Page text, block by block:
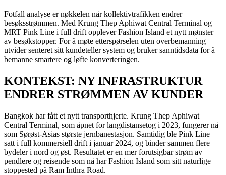
Fotfall analyse er nøkkelen når kollektivtrafikken endrer
besøksstrømmen. Med Krung Thep Aphiwat Central Terminal og
MRT Pink Line i full drift opplever Fashion Island et nytt mønster
av besøkstopper. For å møte etterspørselen uten overbemanning
utvider senteret sitt kundeteller system og bruker sanntidsdata for å
bemanne smartere og løfte konverteringen.
KONTEKST: NY INFRASTRUKTUR
ENDRER STRØMMEN AV KUNDER
Bangkok har fått et nytt transporthjerte. Krung Thep Aphiwat
Central Terminal, som åpnet for langdistansetog i 2023, fungerer nå
som Sørøst-Asias største jernbanestasjon. Samtidig ble Pink Line
satt i full kommersiell drift i januar 2024, og binder sammen flere
bydeler i nord og øst. Resultatet er en mer forutsigbar strøm av
pendlere og reisende som nå har Fashion Island som sitt naturlige
stoppested på Ram Inthra Road.